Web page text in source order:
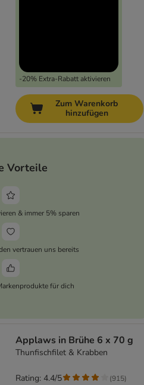
-20% Extra-Rabatt aktivieren
Zum Warenkorb
hinzufügen
Vorteile
& immer 5% sparen
vertrauen uns bereits
für dich
Applaws in Brühe 6 x 70 g
Thunfischfilet & Krabben
Rating: 4.4/5 (915)